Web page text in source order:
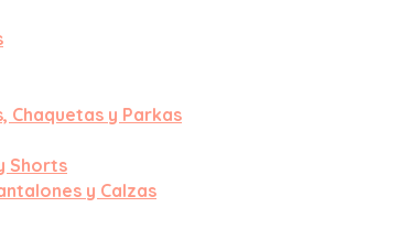
Chaquetas y Parkas
Shorts
y Calzas